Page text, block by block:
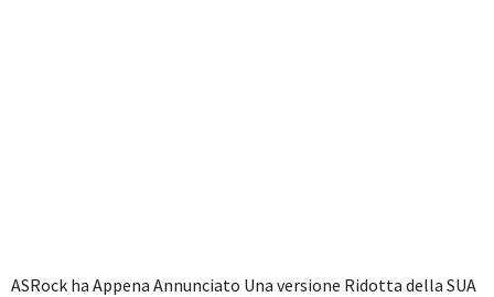
ASRock ha Appena Annunciato Una versione Ridotta della SUA